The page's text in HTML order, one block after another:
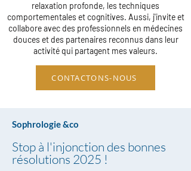
relaxation profonde, les techniques
comportementales et cognitives. Aussi, j'invite et
collabore avec des professionnels en médecines
douces et des partenaires reconnus dans leur
activité qui partagent mes valeurs.
CONTACTONS-NOUS
Sophrologie &co
Stop à l'injonction des bonnes
résolutions 2025 !